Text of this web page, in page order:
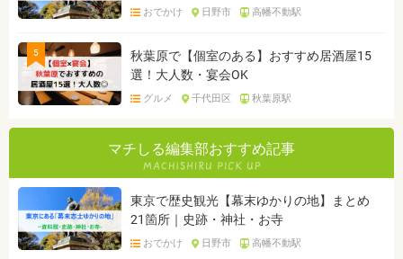
おでかけ 日野市 高幡不動駅
5
秋葉原で【個室のある】おすすめ居酒屋15
選！大人数・宴会OK
グルメ 千代田区 秋葉原駅
マチしる編集部おすすめ記事
東京で歴史観光【幕末ゆかりの地】まとめ
21箇所｜史跡・神社・お寺
おでかけ 日野市 高幡不動駅